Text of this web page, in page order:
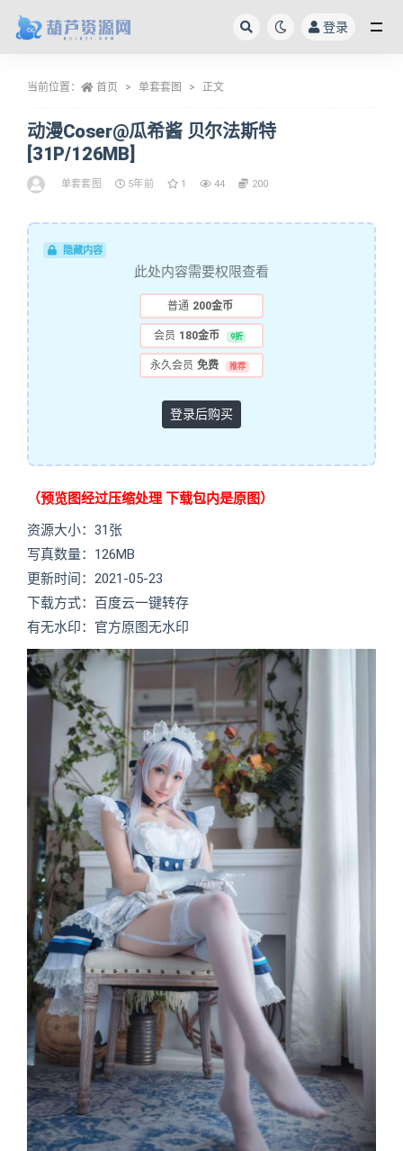
登录
当前位置： 首页 单套套图 正文
动漫Coser@瓜希酱 贝尔法斯特
[31P/126MB]
单套套图 5年前 1 44 200
隐藏内容
此处内容需要权限查看
普通 200金币
会员 180金币 9折
永久会员 免费 推荐
登录后购买
（预览图经过压缩处理 下载包内是原图）
资源大小：31张
写真数量：126MB
更新时间：2021-05-23
下载方式：百度云一键转存
有无水印：官方原图无水印